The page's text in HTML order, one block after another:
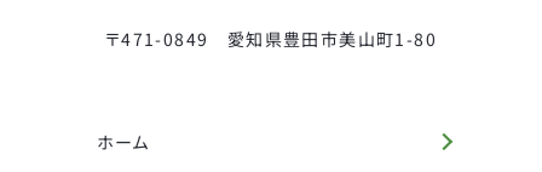
〒471-0849 愛知県豊田市美山町1-80
ホーム